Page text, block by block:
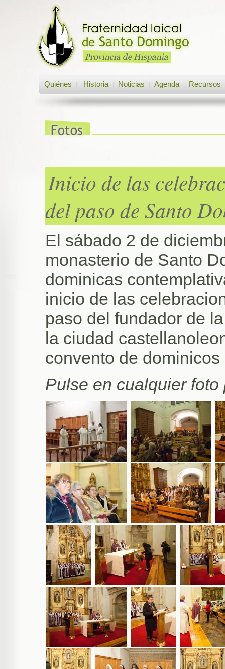
Quiénes Historia Noticias Agenda Recursos
Inicio de las
del paso de Santo
El sábado 2 de
monasterio de Santo
dominicas
inicio de las
paso del fundador de
la ciudad
convento de
Pulse en cualquier